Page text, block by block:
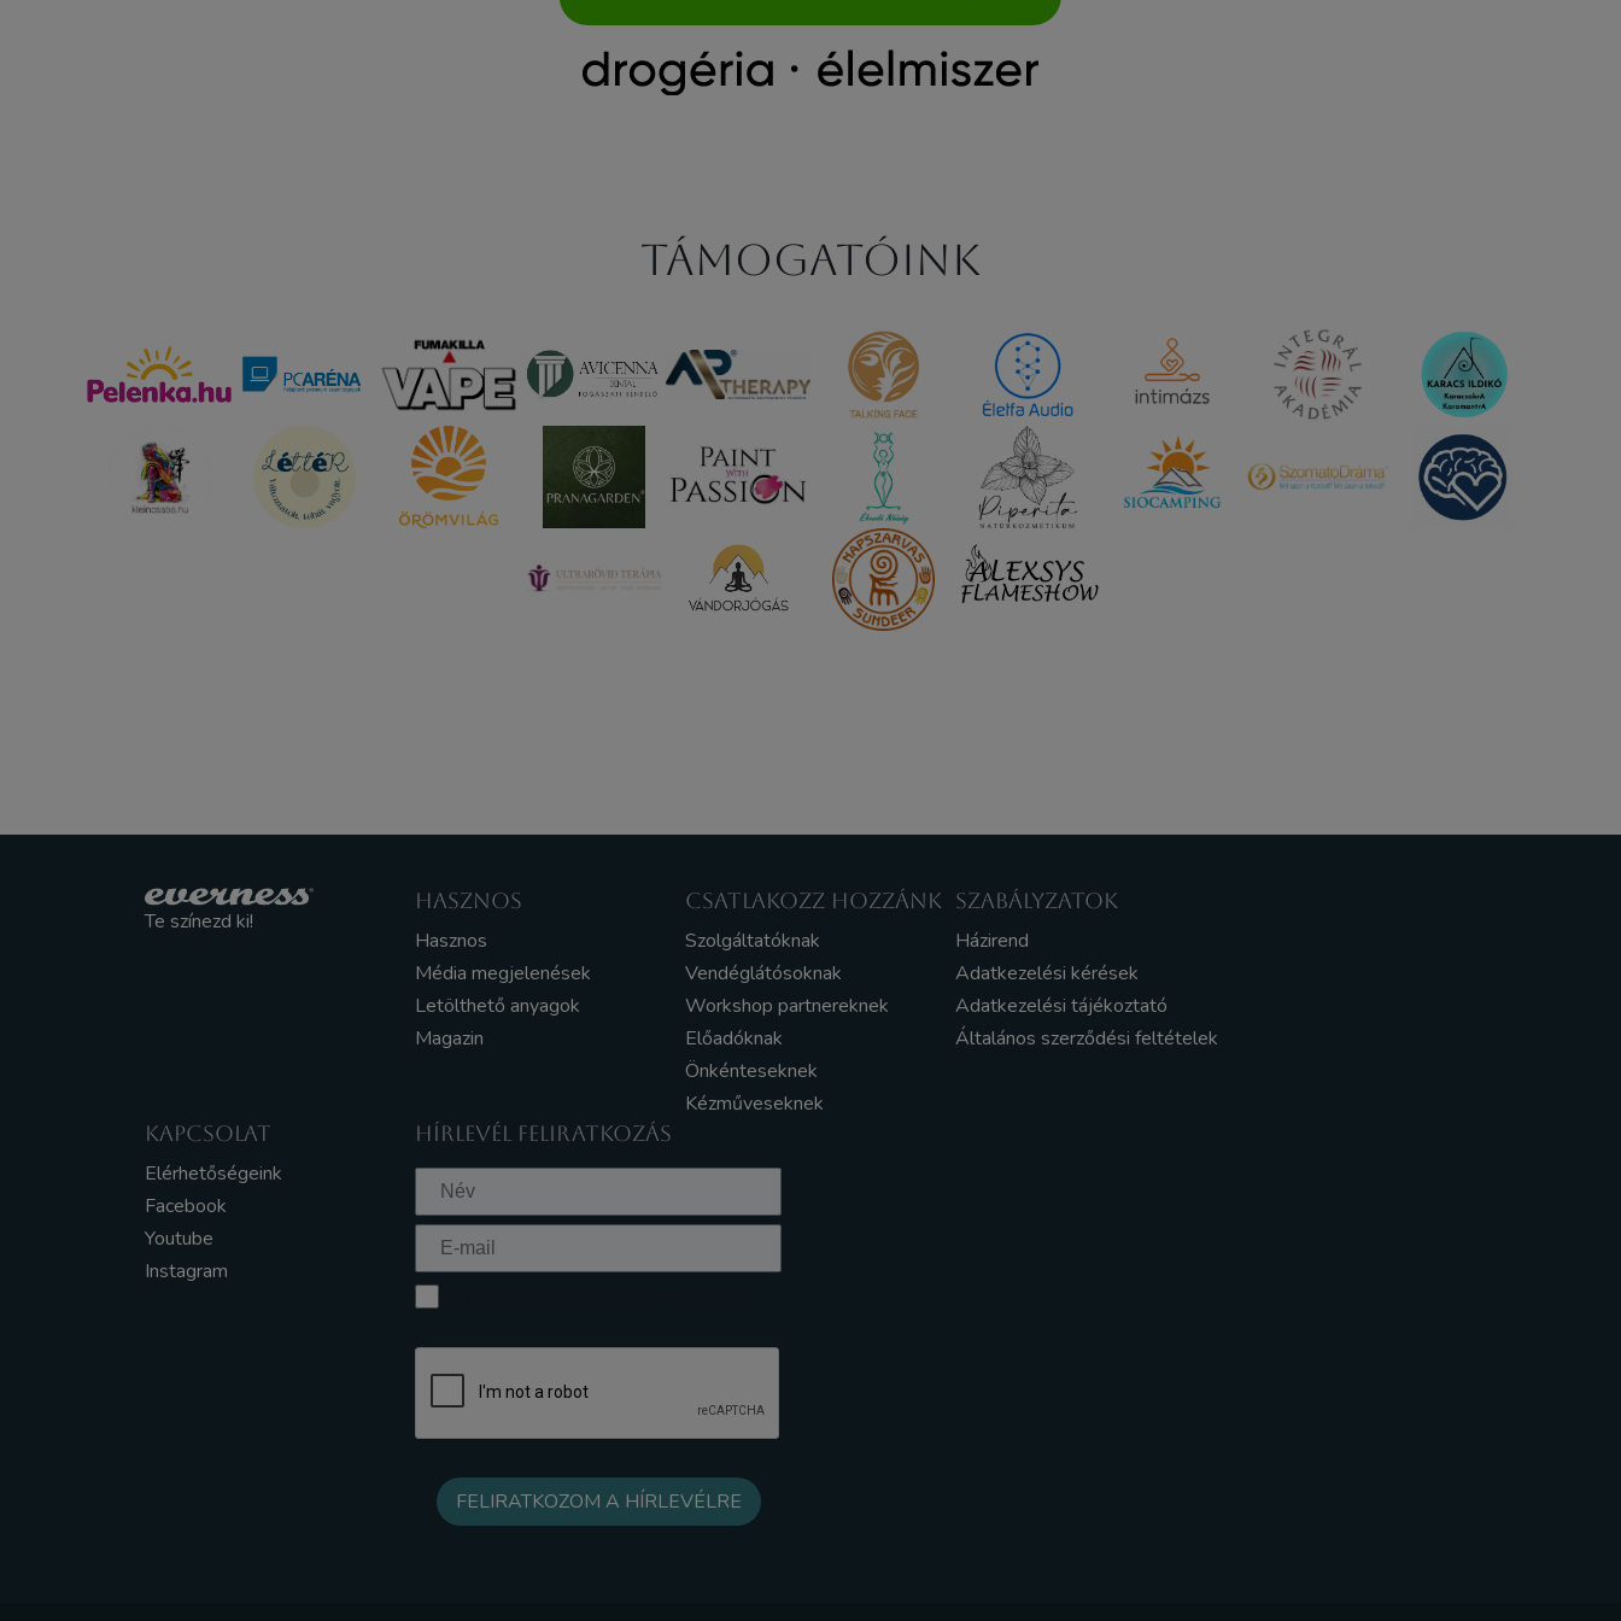
Támogatóink
Te színezd ki!
HASZNOS
Hasznos
Média megjelenések
Letölthető anyagok
Magazin
CSATLAKOZZ HOZZÁNK
Szolgáltatóknak
Vendéglátósoknak
Workshop partnereknek
Előadóknak
Önkénteseknek
Kézműveseknek
SZABÁLYZATOK
Házirend
Adatkezelési kérések
Adatkezelési tájékoztató
Általános szerződési feltételek
KAPCSOLAT
Elérhetőségeink
Facebook
Youtube
Instagram
HÍRLEVÉL FELIRATKOZÁS